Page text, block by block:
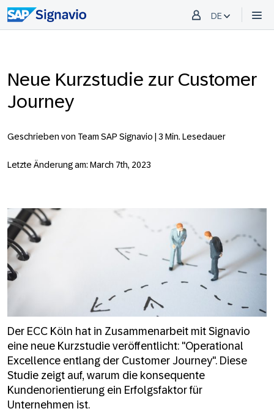
DE
Neue Kurzstudie zur Customer
Journey
Geschrieben von Team SAP Signavio | 3 Min. Lesedauer
Letzte Änderung am: March 7th, 2023
Der ECC Köln hat in Zusammenarbeit mit Signavio
eine neue Kurzstudie veröffentlicht: "Operational
Excellence entlang der Customer Journey". Diese
Studie zeigt auf, warum die konsequente
Kundenorientierung ein Erfolgsfaktor für
Unternehmen ist.